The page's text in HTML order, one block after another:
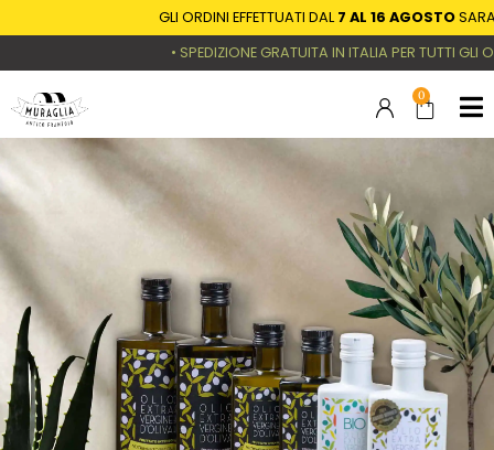
GLI ORDINI EFFETTUATI DAL7 AL 16 AGOSTOSARANNO
• SPEDIZIONE GRATUITA IN ITALIA PER TUTTI GLI
0